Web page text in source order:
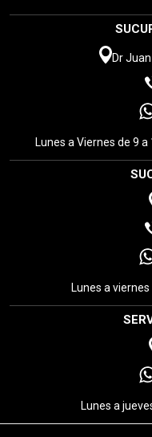
Dr
Lunes a Viernes de 9
Lunes a
Lunes a